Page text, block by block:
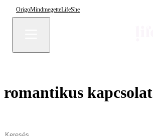
OrigoMindmegetteLifeShe
romantikus kapcsolat